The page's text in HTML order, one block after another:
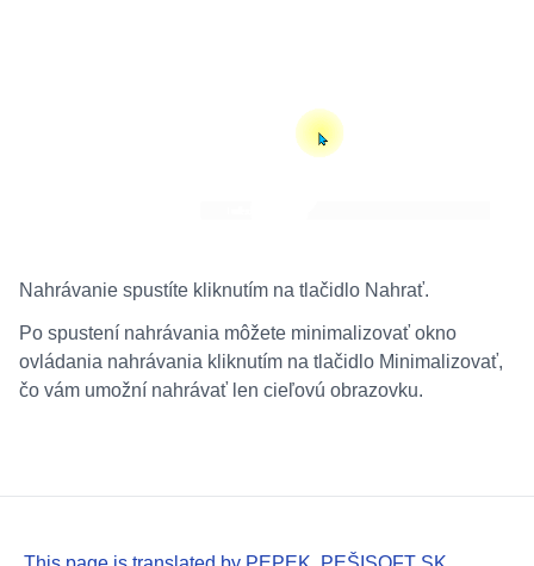
Nahrávanie spustíte kliknutím na tlačidlo Nahrať.
Po spustení nahrávania môžete minimalizovať okno
ovládania nahrávania kliknutím na tlačidlo Minimalizovať,
čo vám umožní nahrávať len cieľovú obrazovku.